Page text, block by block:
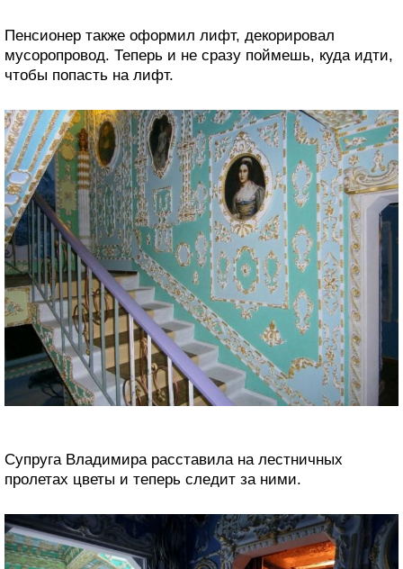
Пенсионер также оформил лифт, декорировал
мусоропровод. Теперь и не сразу поймешь, куда идти,
чтобы попасть на лифт.
Супруга Владимира расставила на лестничных
пролетах цветы и теперь следит за ними.